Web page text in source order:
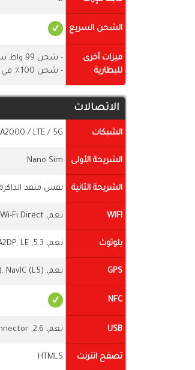
الشحن السريع
ميزات أخرى
للبطارية
- شحن 99 واط سلكي
- شحن 100٪ في 20 دقيقة
الاتصالات
الشبكات / LTE / 5G
الشريحة الأولى Nano Sim
الشريحة الثانية نفس منفذ
WIFI نعم، Wi-Fi 802.11 a/b/g/n/ac/6e, dual-band, Wi-Fi Direct
بلوتوث نعم، 5.3, A2DP, LE
GPS نعم، GPS (L1+L5), GLONASS (G1), BDS (B1I+B1c+B2a), GALILEO (E1+E5a), QZSS (L1+L5), NavIC (L5)
NFC
USB نعم، 2.6, Type-C 1.0 reversible connector
تصفح انترنت HTML5